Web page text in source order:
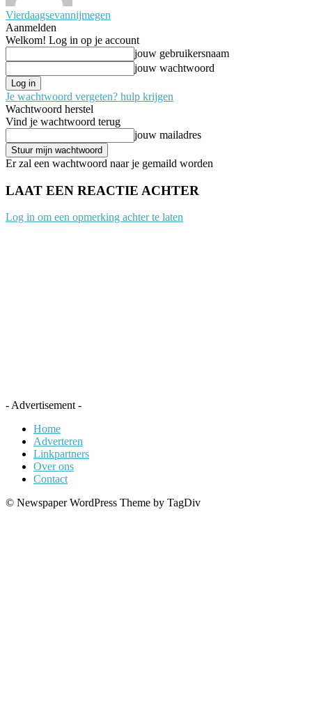
Vierdaagsevannijmegen
Aanmelden
Welkom! Log in op je account
jouw gebruikersnaam
jouw wachtwoord
Je wachtwoord vergeten? hulp krijgen
Wachtwoord herstel
Vind je wachtwoord terug
jouw mailadres
Er zal een wachtwoord naar je gemaild worden
LAAT EEN REACTIE ACHTER
Log in om een opmerking achter te laten
- Advertisement -
Home
Adverteren
Linkpartners
Over ons
Contact
© Newspaper WordPress Theme by TagDiv